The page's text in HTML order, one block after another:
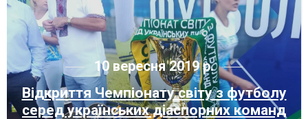
10 вересня 2019 р.
Відкриття Чемпіонату світу з футболу
серед українських діаспорних команд